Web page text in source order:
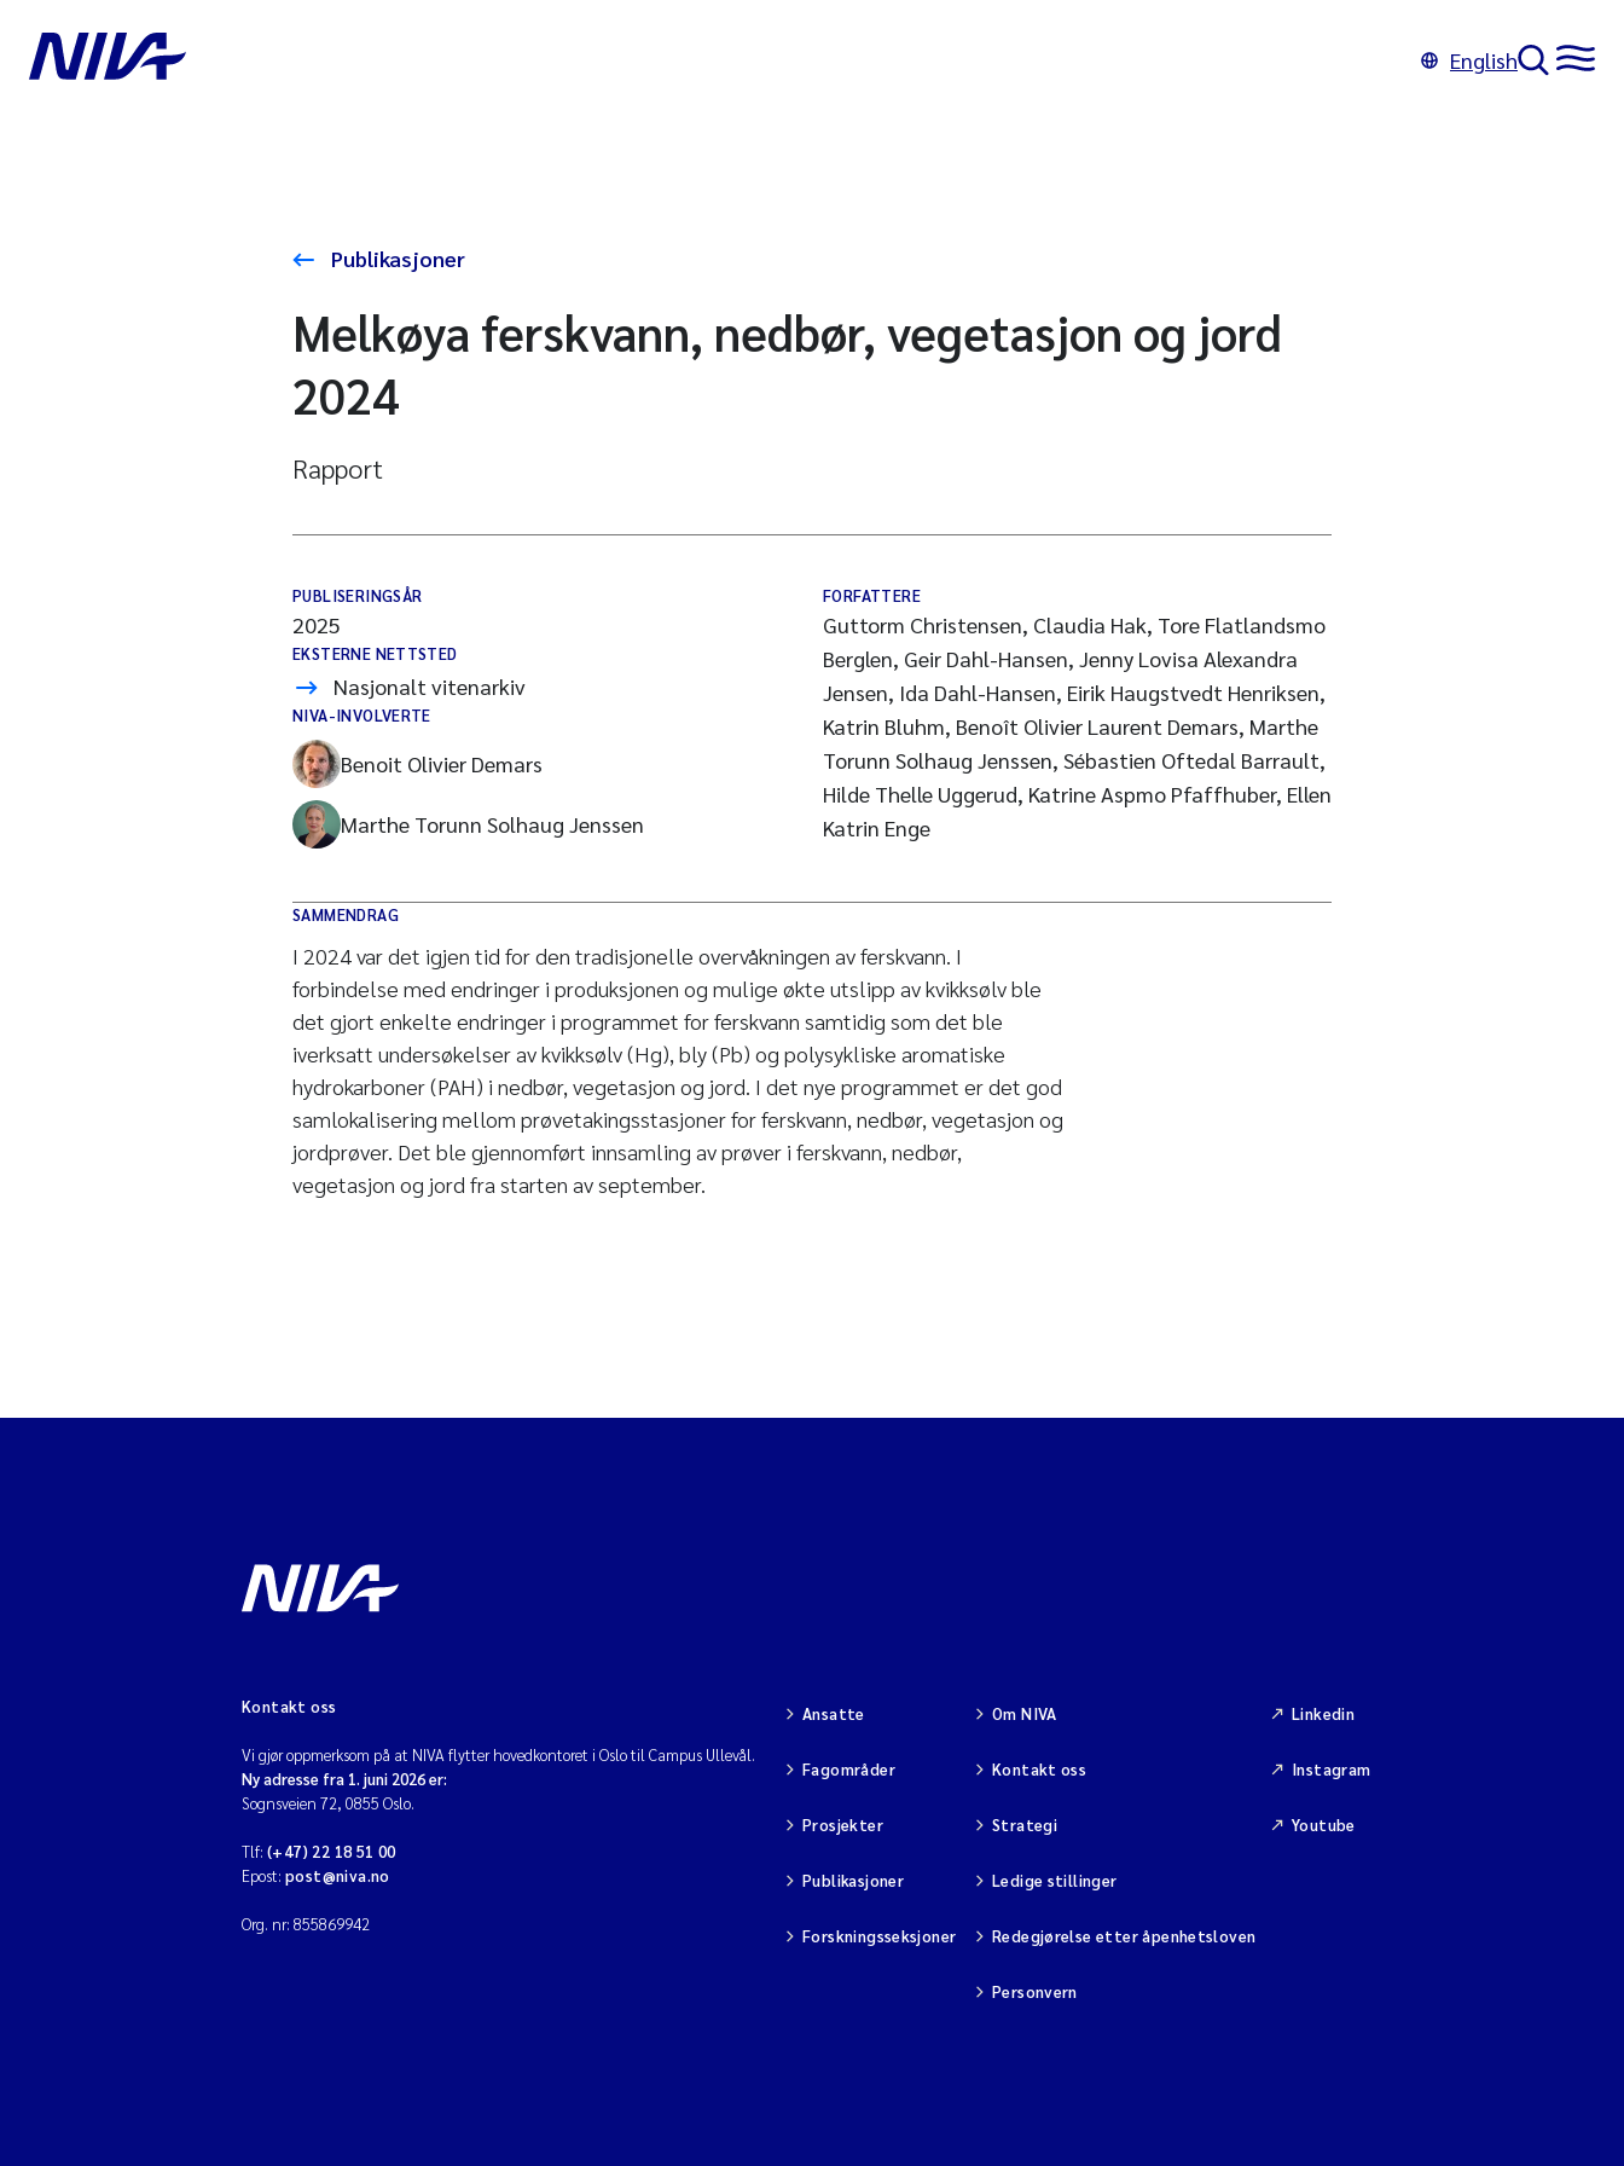
English
Publikasjoner
Melkøya ferskvann, nedbør, vegetasjon og jord
2024
Rapport
PUBLISERINGSÅR
2025
EKSTERNE NETTSTED
Nasjonalt vitenarkiv
NIVA-INVOLVERTE
Benoit Olivier Demars
Marthe Torunn Solhaug Jenssen
FORFATTERE
Guttorm Christensen, Claudia Hak, Tore Flatlandsmo
Berglen, Geir Dahl-Hansen, Jenny Lovisa Alexandra
Jensen, Ida Dahl-Hansen, Eirik Haugstvedt Henriksen,
Katrin Bluhm, Benoît Olivier Laurent Demars, Marthe
Torunn Solhaug Jenssen, Sébastien Oftedal Barrault,
Hilde Thelle Uggerud, Katrine Aspmo Pfaffhuber, Ellen
Katrin Enge
SAMMENDRAG
I 2024 var det igjen tid for den tradisjonelle overvåkningen av ferskvann. I
forbindelse med endringer i produksjonen og mulige økte utslipp av kvikksølv ble
det gjort enkelte endringer i programmet for ferskvann samtidig som det ble
iverksatt undersøkelser av kvikksølv (Hg), bly (Pb) og polysykliske aromatiske
hydrokarboner (PAH) i nedbør, vegetasjon og jord. I det nye programmet er det god
samlokalisering mellom prøvetakingsstasjoner for ferskvann, nedbør, vegetasjon og
jordprøver. Det ble gjennomført innsamling av prøver i ferskvann, nedbør,
vegetasjon og jord fra starten av september.
Kontakt oss
Vi gjør oppmerksom på at NIVA flytter hovedkontoret i Oslo til Campus Ullevål.
Ny adresse fra 1. juni 2026 er:
Sognsveien 72, 0855 Oslo.
Tlf: (+47) 22 18 51 00
Epost: post@niva.no
Org. nr: 855869942
Ansatte
Fagområder
Prosjekter
Publikasjoner
Forskningsseksjoner
Om NIVA
Kontakt oss
Strategi
Ledige stillinger
Redegjørelse etter åpenhetsloven
Personvern
Linkedin
Instagram
Youtube